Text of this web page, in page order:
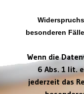
besonderen
Wenn die
6 Abs. 1 lit.
jederzeit das